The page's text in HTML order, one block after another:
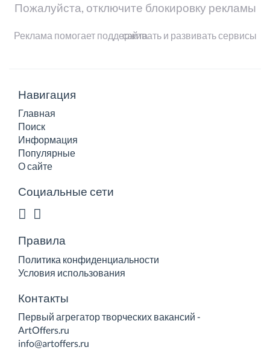
Пожалуйста, отключите блокировку рекламы
Реклама помогает поддерживать и развивать сервисы сайта
Навигация
Главная
Поиск
Информация
Популярные
О сайте
Социальные сети
Правила
Политика конфиденциальности
Условия использования
Контакты
Первый агрегатор творческих вакансий -
ArtOffers.ru
info@artoffers.ru